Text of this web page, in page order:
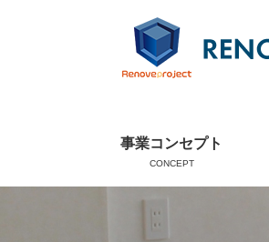
事業コンセプト
CONCEPT